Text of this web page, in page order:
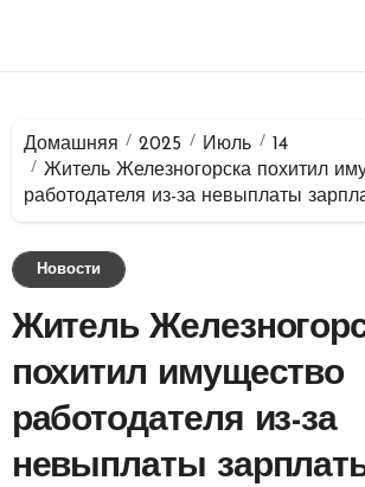
Домашняя 2025 Июль
14
Житель Железногорска похитил
работодателя из-за невыплаты
Новости
Житель
похитил имущество
работодателя из-за
невыплаты